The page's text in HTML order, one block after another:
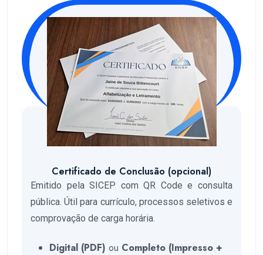
Certificado de Conclusão (opcional)
Emitido pela SICEP com QR Code e consulta
pública. Útil para currículo, processos seletivos e
comprovação de carga horária.
Digital (PDF) ou Completo (Impresso +